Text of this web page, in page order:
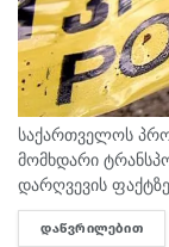
საქართველოს
მომხდარი
დარღვევის
გამოიწვია, ორ
ინფორმაციას
ᲓᲐᲬᲕᲠᲘᲚᲔᲑᲘᲗ